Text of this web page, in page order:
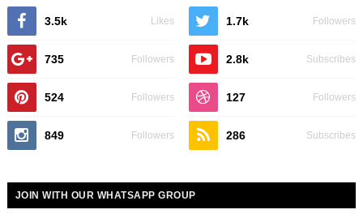
3.5k Likes 1.7k Followers
735 Followers 2.8k Subscribes
524 Followers 127 Followers
849 Followers 286 Subscribes
JOIN WITH OUR WHATSAPP GROUP